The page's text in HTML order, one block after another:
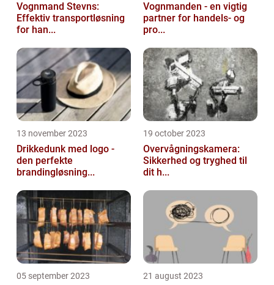
Vognmand Stevns:
Effektiv transportløsning
for han...
Vognmanden - en vigtig
partner for handels- og
pro...
13 november 2023
Drikkedunk med logo -
den perfekte
brandingløsning...
19 october 2023
Overvågningskamera:
Sikkerhed og tryghed til
dit h...
05 september 2023 21 august 2023